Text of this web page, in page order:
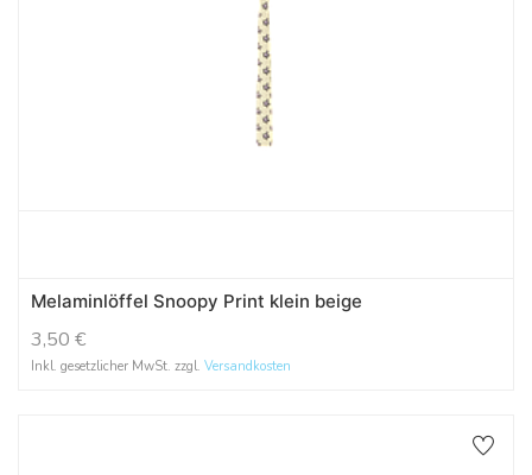
Melaminlöffel Snoopy Print klein beige
3,50 €
Inkl. gesetzlicher MwSt. zzgl. Versandkosten